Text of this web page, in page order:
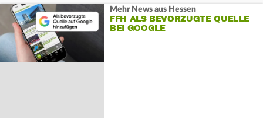
Mehr News aus Hessen
FFH ALS BEVORZUGTE QUELLE
BEI GOOGLE